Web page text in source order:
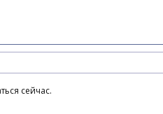
сейчас.